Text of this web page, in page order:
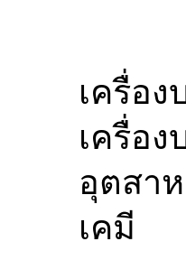
เครื่อ
เครื่อง
อุตสา
เคมี